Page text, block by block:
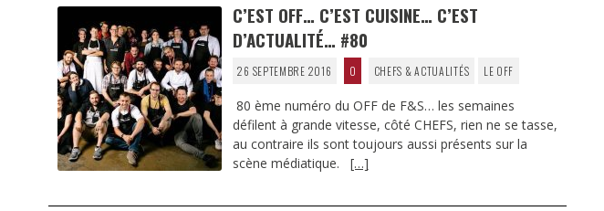
C’EST OFF… C’EST CUISINE… C’EST
D’ACTUALITÉ… #80
26 SEPTEMBRE 2016 0 CHEFS & ACTUALITÉS LE OFF
80 ème numéro du OFF de F&S… les semaines
défilent à grande vitesse, côté CHEFS, rien ne se tasse,
au contraire ils sont toujours aussi présents sur la
scène médiatique. […]